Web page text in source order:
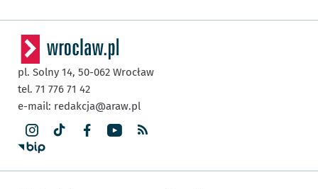
pl. Solny 14, 50-062 Wrocław
tel. 71 776 71 42
e-mail: redakcja@araw.pl